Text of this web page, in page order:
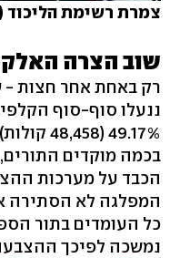
צמרת רשימת הליכוד
שוב הצרה
רק באחת אחר חצות -
ננעלו סוף-סוף
49.17%
בכמה מוקדים
הכבד על מערכות
המפלגה לא הסתירה
כל העומדים בתור
נמשכה לפיכך